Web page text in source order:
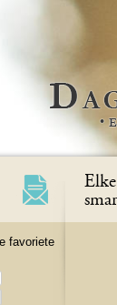
favoriete